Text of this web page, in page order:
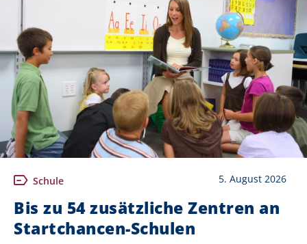
Schule 5. August 2026
Bis zu 54 zusätzliche Zentren an
Startchancen-Schulen